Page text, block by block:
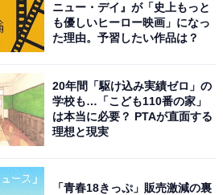
ニュー・デイ』が「史上もっと
も優しいヒーロー映画」になっ
た理由。予習したい作品は？
20年間「駆け込み実績ゼロ」の
学校も…「こども110番の家」
は本当に必要？ PTAが直面する
理想と現実
「青春18きっぷ」販売激減の裏